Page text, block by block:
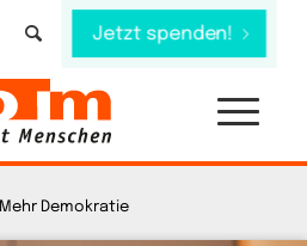
Jetzt spenden!
Mehr Demokratie